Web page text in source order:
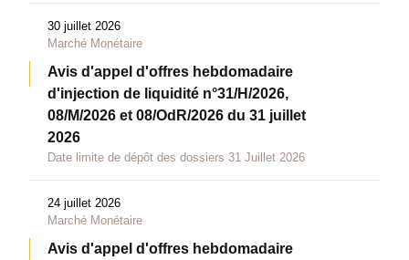
30 juillet 2026
Marché Monétaire
Avis d'appel d'offres hebdomadaire
d'injection de liquidité n°31/H/2026,
08/M/2026 et 08/OdR/2026 du 31 juillet
2026
Date limite de dépôt des dossiers 31 Juillet 2026
24 juillet 2026
Marché Monétaire
Avis d'appel d'offres hebdomadaire